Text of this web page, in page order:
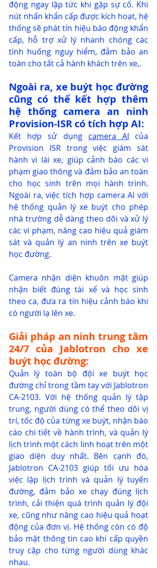
động ngay lập tức khi gặp sự cố. Khi
nút nhấn khẩn cấp được kích hoạt, hệ
thống sẽ phát tín hiệu báo động khẩn
cấp, hỗ trợ xử lý nhanh chóng các
tình huống nguy hiểm, đảm bảo an
toàn cho tất cả hành khách trên xe,.
Ngoài ra, xe buýt học đường
cũng có thể kết hợp thêm
hệ thống camera an ninh
Provision-ISR có tích hợp AI:
Kết hợp sử dụng camera AI của
Provision ISR trong việc giám sát
hành vi lái xe, giúp cảnh báo các vi
phạm giao thông và đảm bảo an toàn
cho học sinh trên mọi hành trình.
Ngoài ra, việc tích hợp camera AI với
hệ thống quản lý xe buýt cho phép
nhà trường dễ dàng theo dõi và xử lý
các vi phạm, nâng cao hiệu quả giám
sát và quản lý an ninh trên xe buýt
học đường.
Camera nhận diện khuôn mặt giúp
nhận biết đúng tài xế và học sinh
theo ca, đưa ra tín hiệu cảnh báo khi
có người lạ lên xe.
Giải pháp an ninh trung tâm
24/7 của Jablotron cho xe
buýt học đường:
Quản lý toàn bộ đội xe buýt học
đường chỉ trong tầm tay với Jablotron
CA-2103. Với hệ thống quản lý tập
trung, người dùng có thể theo dõi vị
trí, tốc độ của từng xe buýt, nhận báo
cáo chi tiết về hành trình, và quản lý
lịch trình một cách linh hoạt trên một
giao diện duy nhất. Bên cạnh đó,
Jablotron CA-2103 giúp tối ưu hóa
việc lập lịch trình và quản lý tuyến
đường, đảm bảo xe chạy đúng lịch
trình, cải thiện quá trình quản lý đội
xe, cũng như nâng cao hiệu quả hoạt
động của đơn vị. Hệ thống còn có độ
bảo mật thông tin cao khi cấp quyền
truy cập cho từng người dùng khác
nhau.